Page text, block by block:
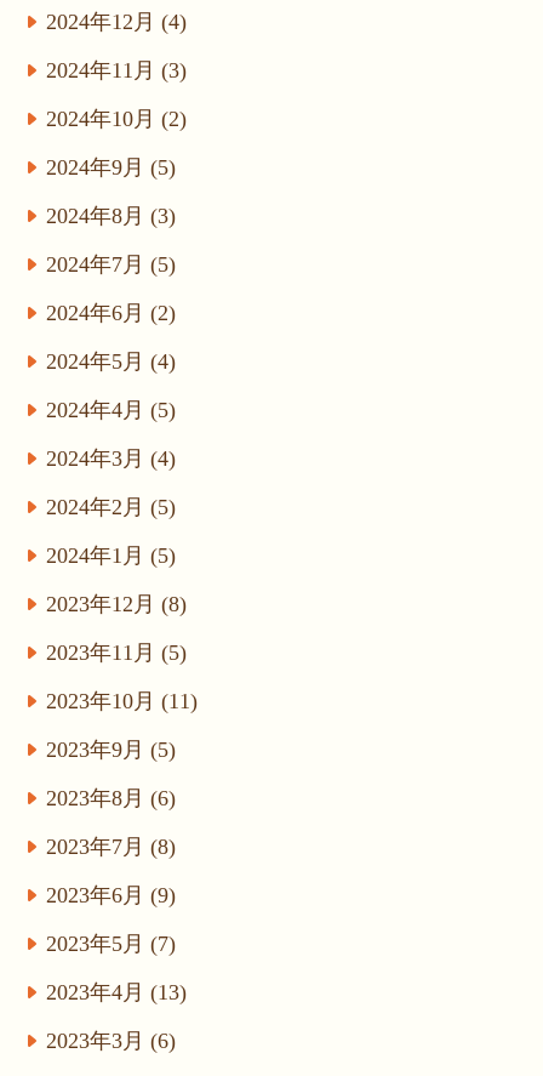
2024年12月 (4)
2024年11月 (3)
2024年10月 (2)
2024年9月 (5)
2024年8月 (3)
2024年7月 (5)
2024年6月 (2)
2024年5月 (4)
2024年4月 (5)
2024年3月 (4)
2024年2月 (5)
2024年1月 (5)
2023年12月 (8)
2023年11月 (5)
2023年10月 (11)
2023年9月 (5)
2023年8月 (6)
2023年7月 (8)
2023年6月 (9)
2023年5月 (7)
2023年4月 (13)
2023年3月 (6)